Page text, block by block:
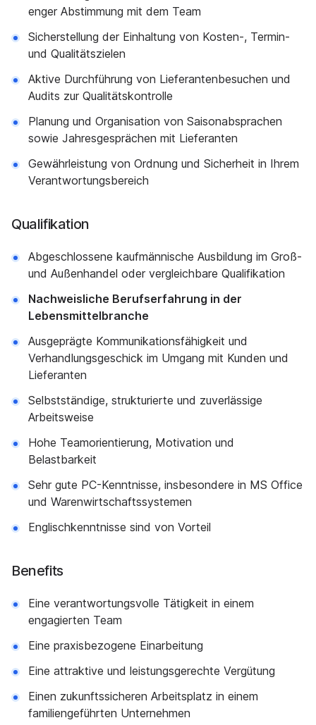
enger Abstimmung mit dem Team
Sicherstellung der Einhaltung von Kosten-, Termin-
und Qualitätszielen
Aktive Durchführung von Lieferantenbesuchen und
Audits zur Qualitätskontrolle
Planung und Organisation von Saisonabsprachen
sowie Jahresgesprächen mit Lieferanten
Gewährleistung von Ordnung und Sicherheit in Ihrem
Verantwortungsbereich
Qualifikation
Abgeschlossene kaufmännische Ausbildung im Groß-
und Außenhandel oder vergleichbare Qualifikation
Nachweisliche Berufserfahrung in der
Lebensmittelbranche
Ausgeprägte Kommunikationsfähigkeit und
Verhandlungsgeschick im Umgang mit Kunden und
Lieferanten
Selbstständige, strukturierte und zuverlässige
Arbeitsweise
Hohe Teamorientierung, Motivation und
Belastbarkeit
Sehr gute PC-Kenntnisse, insbesondere in MS Office
und Warenwirtschaftssystemen
Englischkenntnisse sind von Vorteil
Benefits
Eine verantwortungsvolle Tätigkeit in einem
engagierten Team
Eine praxisbezogene Einarbeitung
Eine attraktive und leistungsgerechte Vergütung
Einen zukunftssicheren Arbeitsplatz in einem
familiengeführten Unternehmen